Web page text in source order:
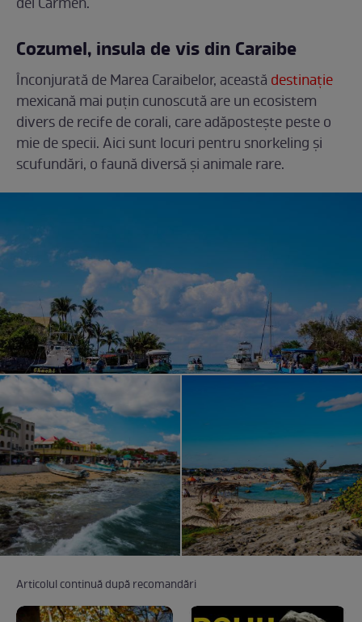
del Carmen.
Cozumel, insula de vis din Caraibe
Înconjurată de Marea Caraibelor, această destinație
mexicană mai puțin cunoscută are un ecosistem
divers de recife de corali, care adăpostește peste o
mie de specii. Aici sunt locuri pentru snorkeling și
scufundări, o faună diversă și animale rare.
Articolul continuă după recomandări